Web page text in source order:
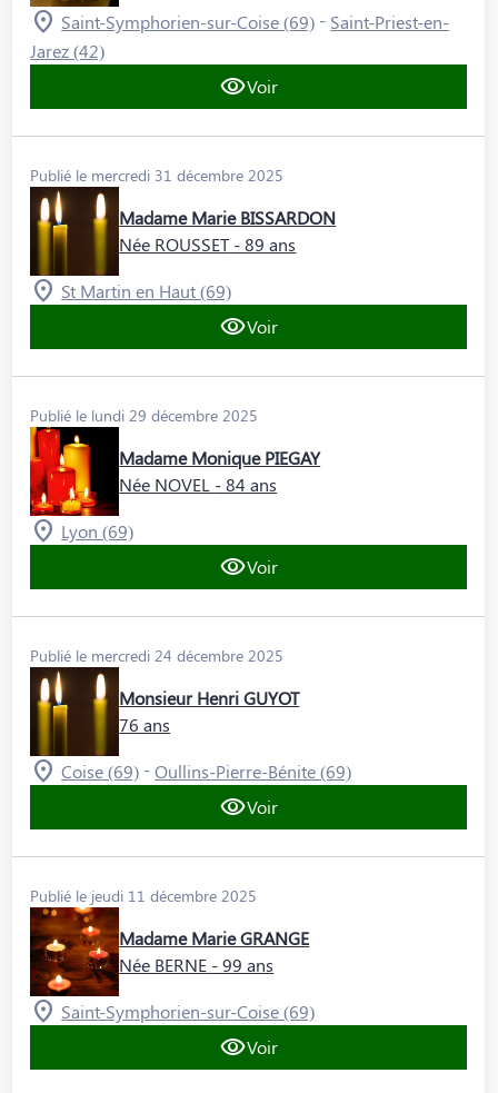
Saint-Symphorien-sur-Coise (69) - Saint-Priest-en-
Jarez (42)
Voir
Publié le mercredi 31 décembre 2025
Madame Marie BISSARDON
Née ROUSSET - 89 ans
St Martin en Haut (69)
Voir
Publié le lundi 29 décembre 2025
Madame Monique PIEGAY
Née NOVEL - 84 ans
Lyon (69)
Voir
Publié le mercredi 24 décembre 2025
Monsieur Henri GUYOT
76 ans
Coise (69) -Oullins-Pierre-Bénite (69)
Voir
Publié le jeudi 11 décembre 2025
Madame Marie GRANGE
Née BERNE - 99 ans
Saint-Symphorien-sur-Coise (69)
Voir